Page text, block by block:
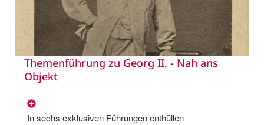
Themenführung zu Georg II. - Nah ans
Objekt
In sechs exklusiven Führungen enthüllen